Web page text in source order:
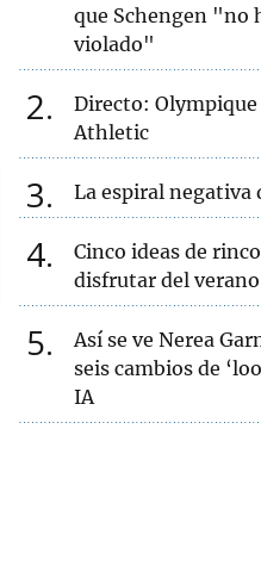
que Schengen "no
violado"
2
Directo:
Athletic
3 La espiral negativa
4
Cinco ideas de
disfrutar del verano
5
Así se ve Nerea
seis cambios de
IA